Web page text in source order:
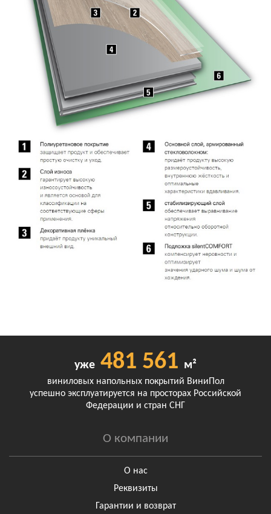
уже 481 561 м²
виниловых напольных покрытий ВиниПол
успешно эксплуатируется на просторах Российской
Федерации и стран СНГ
О компании
О нас
Реквизиты
Гарантии и возврат